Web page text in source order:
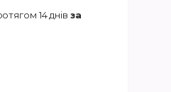
14 днів за